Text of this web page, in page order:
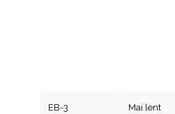
EB-3 Mai lent